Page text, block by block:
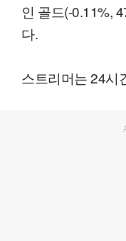
인 골드(-0.11%,
다.
스트리머는 24시